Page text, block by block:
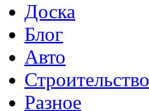
Доска
Блог
Авто
Строительство
Разное